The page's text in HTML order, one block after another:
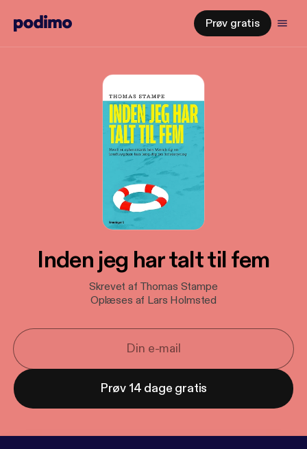
Prøv gratis
Inden jeg har talt til fem
Skrevet af Thomas Stampe
Oplæses af Lars Holmsted
Prøv 14 dage gratis